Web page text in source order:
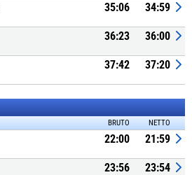
35:06 34:59
36:23 36:00
37:42 37:20
BRUTO NETTO
22:00 21:59
23:56 23:54